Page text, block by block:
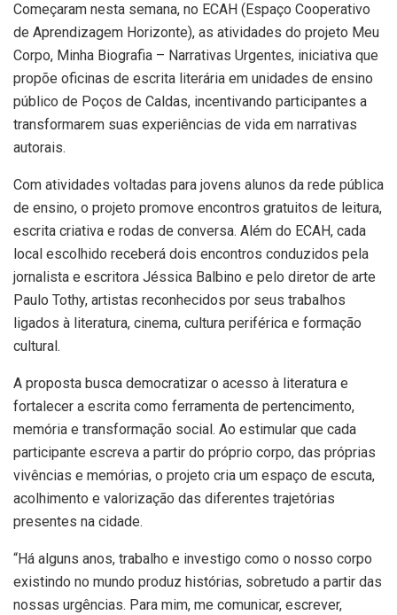
Começaram nesta semana, no ECAH (Espaço Cooperativo
de Aprendizagem Horizonte), as atividades do projeto Meu
Corpo, Minha Biografia – Narrativas Urgentes, iniciativa que
propõe oficinas de escrita literária em unidades de ensino
público de Poços de Caldas, incentivando participantes a
transformarem suas experiências de vida em narrativas
autorais.
Com atividades voltadas para jovens alunos da rede pública
de ensino, o projeto promove encontros gratuitos de leitura,
escrita criativa e rodas de conversa. Além do ECAH, cada
local escolhido receberá dois encontros conduzidos pela
jornalista e escritora Jéssica Balbino e pelo diretor de arte
Paulo Tothy, artistas reconhecidos por seus trabalhos
ligados à literatura, cinema, cultura periférica e formação
cultural.
A proposta busca democratizar o acesso à literatura e
fortalecer a escrita como ferramenta de pertencimento,
memória e transformação social. Ao estimular que cada
participante escreva a partir do próprio corpo, das próprias
vivências e memórias, o projeto cria um espaço de escuta,
acolhimento e valorização das diferentes trajetórias
presentes na cidade.
“Há alguns anos, trabalho e investigo como o nosso corpo
existindo no mundo produz histórias, sobretudo a partir das
nossas urgências. Para mim, me comunicar, escrever,